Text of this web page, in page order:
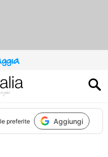
preferite Aggiungi